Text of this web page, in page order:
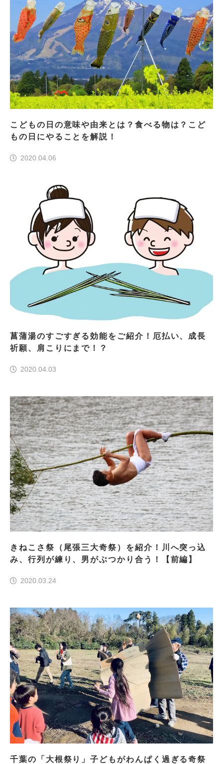
こどもの日の意味や由来とは？食べる物は？こど
もの日にやることを解説！
2020.04.06
菖蒲湯のすごすぎる効能をご紹介！厄払い、成長
祈願、肩こりにまで！？
2020.04.03
きねこさ祭（尾張三大奇祭）を紹介！川へ突っ込
み、行列が練り、男がぶつかり合う！【前編】
2020.03.24
千葉の「大根祭り」子どもがわんぱく過ぎる奇祭